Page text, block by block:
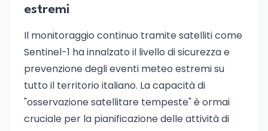
estremi
Il monitoraggio continuo tramite satelliti come
Sentinel-1 ha innalzato il livello di sicurezza e
prevenzione degli eventi meteo estremi su
tutto il territorio italiano. La capacità di
"osservazione satellitare tempeste" è ormai
cruciale per la pianificazione delle attività di